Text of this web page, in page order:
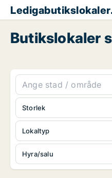
Butikslokaler
Lokaltyp
Hyra/salu
Storlek